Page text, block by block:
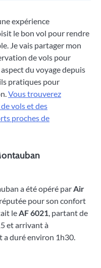
expérience
le bon vol pour rendre
Je vais partager mon
de vols pour
du voyage depuis
pratiques pour
Vous trouverez
vols et des
proches de
a été opéré par Air
pour son confort
le AF 6021 , partant de
et arrivant à
duré environ 1h30.